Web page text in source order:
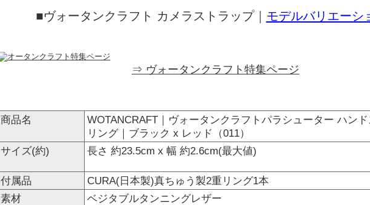
■ヴォータンクラフト カメラストラップ｜ モデルバリエーシ
⇒ ヴォータンクラフト特集ページ
商品名
WOTANCRAFT｜ヴォータンクラフトパラシューター ハン
リング｜ブラック x レッド（011）
サイズ(約)
長さ 約23.5cm x 幅 約2.6cm(最大値)
付属品
CURA(日本製)真ちゅう製2重リング1本
素材
ベジタブルタンニングレザー